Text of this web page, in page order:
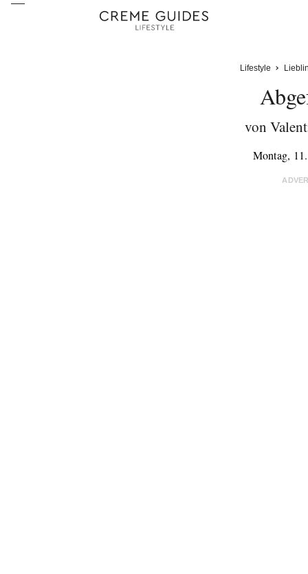
Lifestyle
von
Montag,